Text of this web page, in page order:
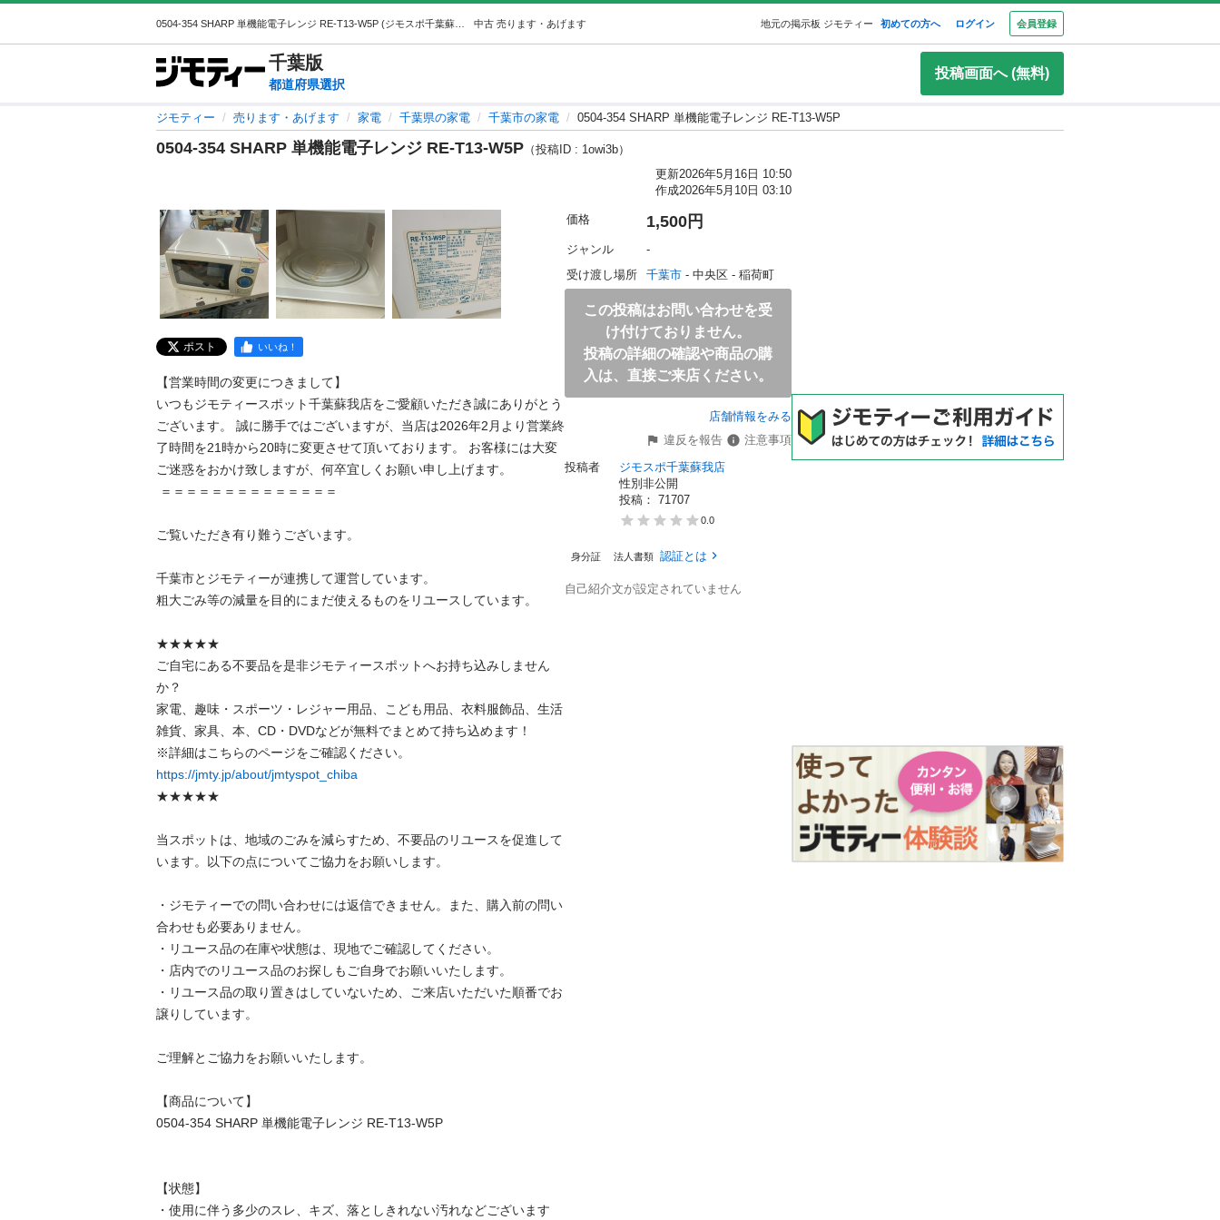
中古 売ります・あげます 地元の掲示板 ジモティー 初めての方へ ログイン 会員登録
千葉版
都道府県選択
投稿画面へ (無料)
ジモティー 売ります・あげます 家電 千葉県の家電 千葉市の家電 0504-354 SHARP 単機能電子レンジ RE-T13-W5P
0504-354 SHARP 単機能電子レンジ RE-T13-W5P （投稿ID : 1owi3b）
更新2026年5月16日 10:50
作成2026年5月10日 03:10
ポスト いいね！
【営業時間の変更につきまして】
いつもジモティースポット千葉蘇我店をご愛顧いただき誠にありがとう
ございます。 誠に勝手ではございますが、当店は2026年2月より営業終
了時間を21時から20時に変更させて頂いております。 お客様には大変
ご迷惑をおかけ致しますが、何卒宜しくお願い申し上げます。
ご覧いただき有り難うございます。
千葉市とジモティーが連携して運営しています。
粗⼤ごみ等の減量を⽬的にまだ使えるものをリユースしています。
★★★★★
ご自宅にある不要品を是非ジモティースポットへお持ち込みしません
か？
家電、趣味・スポーツ・レジャー用品、こども用品、衣料服飾品、生活
雑貨、家具、本、CD・DVDなどが無料でまとめて持ち込めます！
https://jmty.jp/about/jmtyspot_chiba
★★★★★
当スポットは、地域のごみを減らすため、不要品のリユースを促進して
います。以下の点についてご協力をお願いします。
・ジモティーでの問い合わせには返信できません。また、購入前の問い
合わせも必要ありません。
・リユース品の在庫や状態は、現地でご確認してください。
・店内でのリユース品のお探しもご自身でお願いいたします。
・リユース品の取り置きはしていないため、ご来店いただいた順番でお
譲りしています。
ご理解とご協力をお願いいたします。
【商品について】
0504-354 SHARP 単機能電子レンジ RE-T13-W5P
【状態】
・使用に伴う多少のスレ、キズ、落としきれない汚れなどございます
価格 1,500円
ジャンル
-
受け渡し場所
千葉市 - 中央区 - 稲荷町
この投稿はお問い合わせを受
け付けておりません。
投稿の詳細の確認や商品の購
入は、直接ご来店ください。
店舗情報をみる
違反を報告
注意事項
投稿者
ジモスポ千葉蘇我店
性別非公開
投稿： 71707
0.0
身分証 法人書類 認証とは
自己紹介文が設定されていません